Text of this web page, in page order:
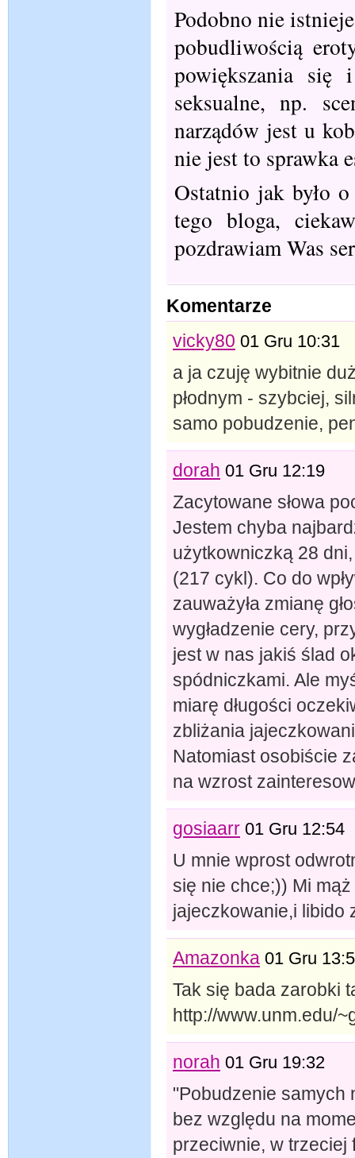
Podobno nie
pobudliwością
powiększania
seksualne, np.
narządów jest u
nie jest to sprawka
Ostatnio jak było
tego bloga,
pozdrawiam Was
Komentarze
vicky80 01 Gru 10:31
a ja czuję wybitnie
płodnym - szybciej,
samo pobudzenie,
dorah 01 Gru 12:19
Zacytowane słowa
Jestem chyba
użytkowniczką 28
(217 cykl). Co do
zauważyła zmianę
wygładzenie cery,
jest w nas jakiś ślad
spódniczkami. Ale
miarę długości
zbliżania
Natomiast osobiście
na wzrost
gosiaarr 01 Gru 12:54
U mnie wprost
się nie chce;)) Mi
jajeczkowanie,i libido
Amazonka 01 Gru
Tak się bada zarobki
http://www.unm.edu/
norah 01 Gru 19:32
"Pobudzenie samych
bez względu na
przeciwnie, w